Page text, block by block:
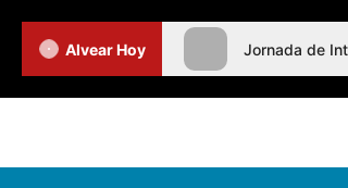
Alvear Hoy Jornada de